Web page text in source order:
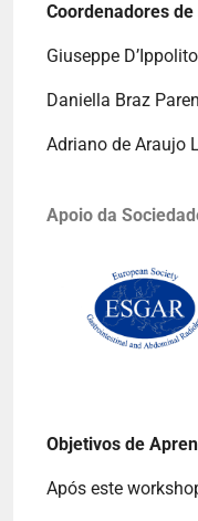
Coordenadores
Giuseppe D’Ippolito
Daniella Braz
Adriano de Araujo
Apoio da
Objetivos de
Após este